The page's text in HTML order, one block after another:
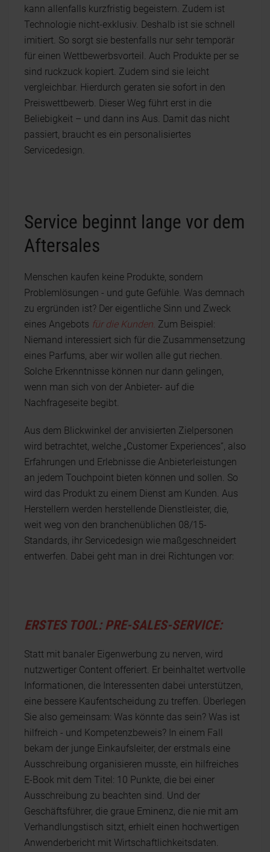
kann allenfalls kurzfristig begeistern. Zudem ist
Technologie nicht-exklusiv. Deshalb ist sie schnell
imitiert. So sorgt sie bestenfalls nur sehr temporär
für einen Wettbewerbsvorteil. Auch Produkte per se
sind ruckzuck kopiert. Zudem sind sie leicht
vergleichbar. Hierdurch geraten sie sofort in den
Preiswettbewerb. Dieser Weg führt erst in die
Beliebigkeit – und dann ins Aus. Damit das nicht
passiert, braucht es ein personalisiertes
Servicedesign.
Service beginnt lange vor dem
Aftersales
Menschen kaufen keine Produkte, sondern
Problemlösungen - und gute Gefühle. Was demnach
zu ergründen ist? Der eigentliche Sinn und Zweck
eines Angebots für die Kunden. Zum Beispiel:
Niemand interessiert sich für die Zusammensetzung
eines Parfums, aber wir wollen alle gut riechen.
Solche Erkenntnisse können nur dann gelingen,
wenn man sich von der Anbieter- auf die
Nachfrageseite begibt.
Aus dem Blickwinkel der anvisierten Zielpersonen
wird betrachtet, welche „Customer Experiences“, also
Erfahrungen und Erlebnisse die Anbieterleistungen
an jedem Touchpoint bieten können und sollen. So
wird das Produkt zu einem Dienst am Kunden. Aus
Herstellern werden herstellende Dienstleister, die,
weit weg von den branchenüblichen 08/15-
Standards, ihr Servicedesign wie maßgeschneidert
entwerfen. Dabei geht man in drei Richtungen vor:
ERSTES TOOL: PRE-SALES-SERVICE:
Statt mit banaler Eigenwerbung zu nerven, wird
nutzwertiger Content offeriert. Er beinhaltet wertvolle
Informationen, die Interessenten dabei unterstützen,
eine bessere Kaufentscheidung zu treffen. Überlegen
Sie also gemeinsam: Was könnte das sein? Was ist
hilfreich - und Kompetenzbeweis? In einem Fall
bekam der junge Einkaufsleiter, der erstmals eine
Ausschreibung organisieren musste, ein hilfreiches
E-Book mit dem Titel: 10 Punkte, die bei einer
Ausschreibung zu beachten sind. Und der
Geschäftsführer, die graue Eminenz, die nie mit am
Verhandlungstisch sitzt, erhielt einen hochwertigen
Anwenderbericht mit Wirtschaftlichkeitsdaten.